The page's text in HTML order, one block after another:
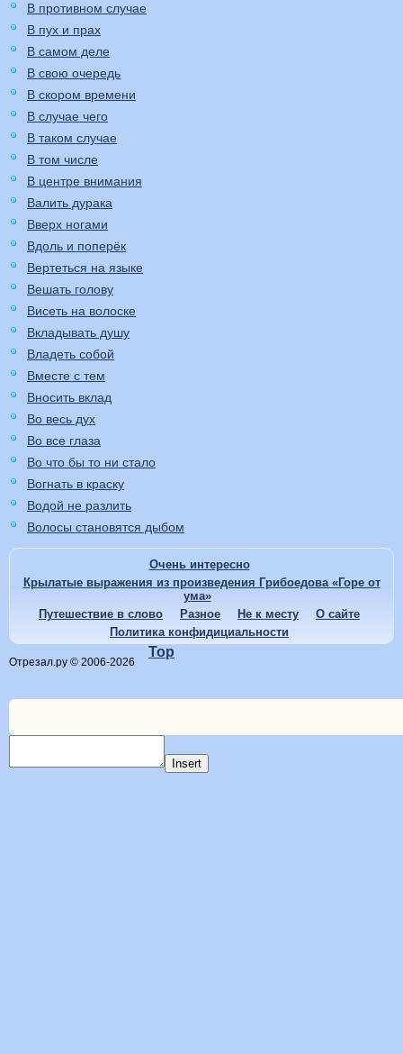
В противном случае
В пух и прах
В самом деле
В свою очередь
В скором времени
В случае чего
В таком случае
В том числе
В центре внимания
Валить дурака
Вверх ногами
Вдоль и поперёк
Вертеться на языке
Вешать голову
Висеть на волоске
Вкладывать душу
Владеть собой
Вместе с тем
Вносить вклад
Во весь дух
Во все глаза
Во что бы то ни стало
Вогнать в краску
Водой не разлить
Волосы становятся дыбом
Очень интересно
Крылатые выражения из произведения Грибоедова «Горе от
ума»
Путешествие в слово
Разное Не к месту
О сайте
Политика конфидициальности
Отрезал.ру © 2006-2026
Top
Insert